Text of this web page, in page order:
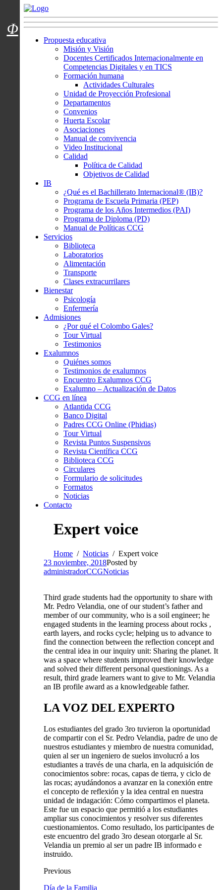
Menú usuarios
Propuesta educativa
Misión y Visión
Docentes Certificados Internacionalmente en
Competencias Digitales y en TICS
Formación humana
Actividades Culturales
Unidad de Proyección Profesional
Departamentos
Convenios
Huerta Escolar
Asociaciones
Manual de convivencia
Video Institucional
Calidad
Política de Calidad
Objetivos de Calidad
IB
¿Qué es el Bachillerato Internacional® (IB)?
Programa de Escuela Primaria (PEP)
Programa de los Años Intermedios (PAI)
Programa de Diploma (PD)
Manual de Políticas CCG
Servicios
Biblioteca
Laboratorios
Alimentación
Transporte
Clases extracurrilares
Bienestar
Psicología
Enfermería
Admisiones
¿Por qué el Colombo Gales?
Tour Virtual
Testimonios
Exalumnos
Quiénes somos
Testimonios de exalumnos
Encuentro Exalumnos CCG
Exalumno – Actualización de Datos
CCG en línea
Atlantida CCG
Banco Digital
Padres CCG Online (Phidias)
Tour Virtual
Revista Puntos Suspensivos
Revista Científica CCG
Biblioteca CCG
Circulares
Formulario de solicitudes
Formatos
Noticias
Contacto
Expert voice
Home Noticias
Expert voice
23 noviembre, 2018Posted by
administradorCCGNoticias
Third grade students had the opportunity to share with
Mr. Pedro Velandia, one of our student’s father and
member of our community, who is a soil engineer; he
engaged students in the learning process about rocks ,
earth layers, and rocks cycle; helping us to advance to
find the connection between the reflection concept and
the central idea in our inquiry unit: Sharing the planet. It
was a space where students improved their knowledge
and solved their different personal questionings. As a
result, third grade learners want to give to Mr. Velandia
an IB profile award as a knowledgeable father.
LA VOZ DEL EXPERTO
Los estudiantes del grado 3ro tuvieron la oportunidad
de compartir con el Sr. Pedro Velandia, padre de uno de
nuestros estudiantes y miembro de nuestra comunidad,
quien al ser un ingeniero de suelos involucró a los
estudiantes a través de una charla, en la adquisición de
conocimientos sobre: rocas, capas de tierra, y ciclo de
las rocas; ayudándonos a avanzar en la conexión entre
el concepto de reflexión y la idea central en nuestra
unidad de indagación: Cómo compartimos el planeta.
Este fue un espacio que permitió a los estudiantes
ampliar sus conocimientos y resolver sus diferentes
cuestionamientos. Como resultado, los participantes de
este encuentro del grado 3ro desean otorgarle al Sr.
Velandia un premio al ser un padre IB informado e
instruido.
Previous
Día de la Familia
Φ